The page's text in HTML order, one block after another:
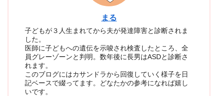
まる
子どもが３人生まれてから夫が発達障害と診断されま
した。
医師に子どもへの遺伝を示唆され検査したところ、全
員グレーゾーンと判明。数年後に長男はASDと診断さ
れます。
このブログにはカサンドラから回復していく様子を日
記ベースで綴ってます。どなたかの参考になれば嬉し
いです。